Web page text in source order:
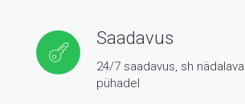
Saadavus
24/7 saadavus, sh
pühadel